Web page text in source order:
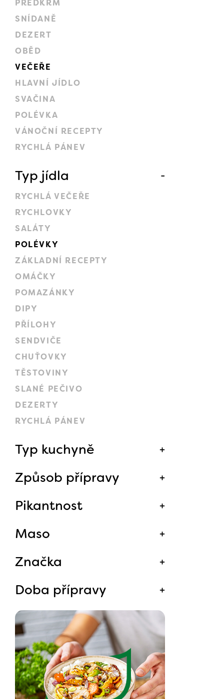
PŘEDKRM
SNÍDANĚ
DEZERT
OBĚD
VEČEŘE
HLAVNÍ JÍDLO
SVAČINA
POLÉVKA
VÁNOČNÍ RECEPTY
RYCHLÁ PÁNEV
Typ jídla
RYCHLÁ VEČEŘE
RYCHLOVKY
SALÁTY
POLÉVKY
ZÁKLADNÍ RECEPTY
OMÁČKY
POMAZÁNKY
DIPY
PŘÍLOHY
SENDVIČE
CHUŤOVKY
TĚSTOVINY
SLANÉ PEČIVO
DEZERTY
RYCHLÁ PÁNEV
Typ kuchyně
Způsob přípravy
Pikantnost
Maso
Značka
Doba přípravy